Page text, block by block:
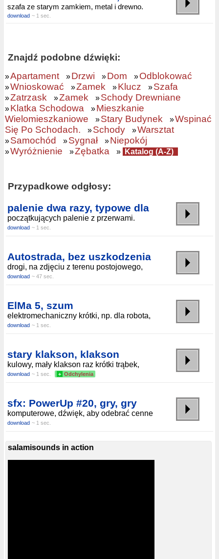
szafa ze starym zamkiem, metal i drewno.
download ~ 1 sec.
Znajdź podobne dźwięki:
»Apartament »Drzwi »Dom »Odblokować
»Wnioskować »Zamek »Klucz »Szafa
»Zatrzask »Zamek »Schody Drewniane
»Klatka Schodowa »Mieszkanie
Wielomieszkaniowe
»Stary Budynek »Wspinać
Się Po Schodach.
»Schody »Warsztat
»Samochód »Sygnał »Niepokój
»Wyróżnienie »Zębatka » Katalog (A-Z)
Przypadkowe odgłosy:
palenie dwa razy, typowe dla
początkujących palenie z przerwami.
download ~ 1 sec.
Autostrada, bez uszkodzenia
drogi, na zdjęciu z terenu postojowego,
download ~ 47 sec.
ElMa 5, szum
elektromechaniczny krótki, np. dla robota,
download ~ 1 sec.
stary klakson, klakson
kulowy, mały klakson raz krótki trąbek,
download ~ 1 sec. + Odchylenia
sfx: PowerUp #20, gry, gry
komputerowe, dźwięk, aby odebrać cenne
download ~ 1 sec.
salamisounds in action